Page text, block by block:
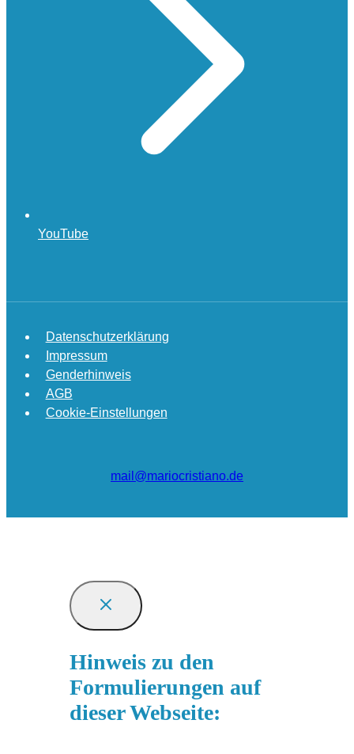
YouTube
Datenschutzerklärung
Impressum
Genderhinweis
AGB
Cookie-Einstellungen
mail@mariocristiano.de
Hinweis zu den
Formulierungen auf
dieser Webseite: